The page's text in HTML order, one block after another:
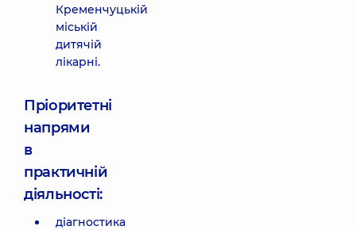
Кременчуцькій
міській
дитячій
лікарні.
Пріоритетні
напрями
в
практичній
діяльності:
діагностика